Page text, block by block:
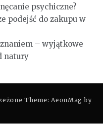
psychiczne?
podejść do zakupu w
– wyjątkowe
natury
Theme: AeonMag by